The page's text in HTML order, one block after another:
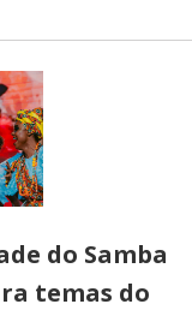
do Samba
temas do